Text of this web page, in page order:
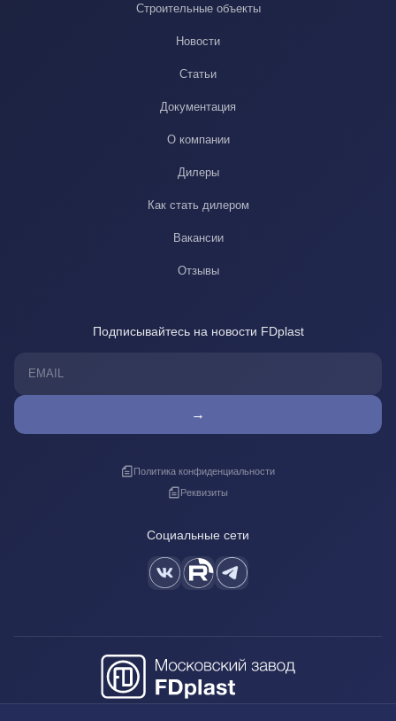
Строительные объекты
Новости
Статьи
Документация
О компании
Дилеры
Как стать дилером
Вакансии
Отзывы
Подписывайтесь на новости FDplast
→
Политика конфиденциальности
Реквизиты
Социальные сети